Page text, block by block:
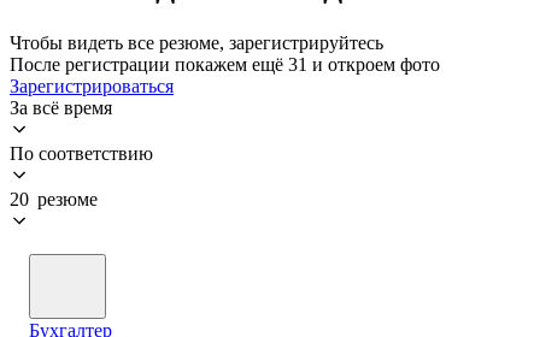
Чтобы видеть все резюме, зарегистрируйтесь
После регистрации покажем ещё 31 и откроем фото
Зарегистрироваться
За всё время
По соответствию
20 резюме
Бухгалтер